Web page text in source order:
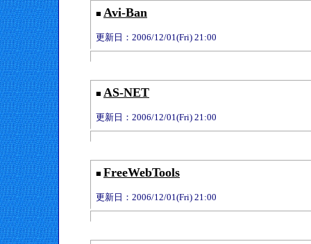
■ Avi-Ban
更新日：2006/12/01(Fri) 21:00
■ AS-NET
更新日：2006/12/01(Fri) 21:00
■ FreeWebTools
更新日：2006/12/01(Fri) 21:00